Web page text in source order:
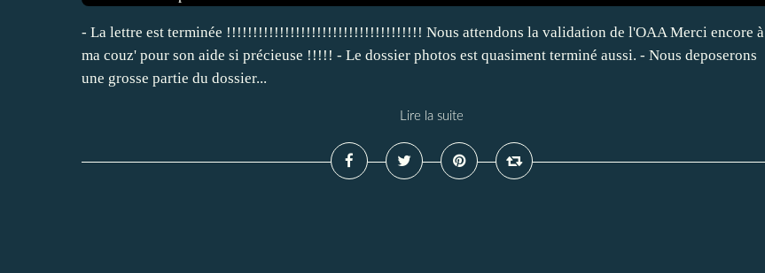
- La lettre est terminée !!!!!!!!!!!!!!!!!!!!!!!!!!!!!!!!!!!!! Nous attendons la validation de l'OAA Merci encore à
ma couz' pour son aide si précieuse !!!!! - Le dossier photos est quasiment terminé aussi. - Nous deposerons
une grosse partie du dossier...
Lire la suite